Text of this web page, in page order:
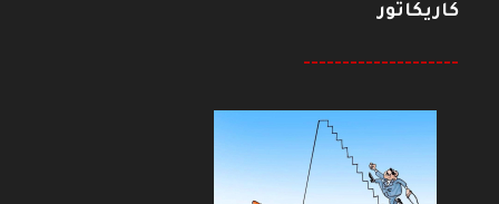
كاريكاتور
--------------------